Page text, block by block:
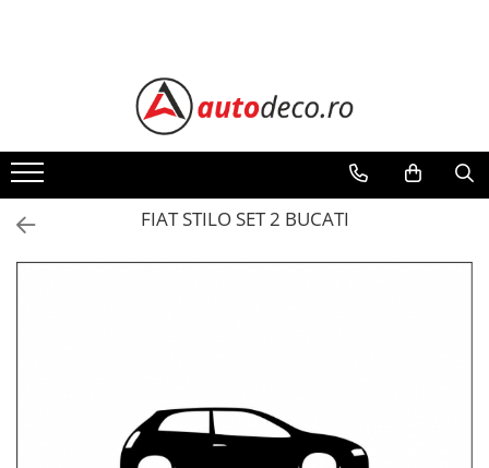
ALFA ROMEO
BMW
CHEVROLET
FIAT STILO SET 2 BUCATI